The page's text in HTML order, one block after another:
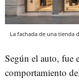
La fachada de una tienda
Según el auto, fue
comportamiento